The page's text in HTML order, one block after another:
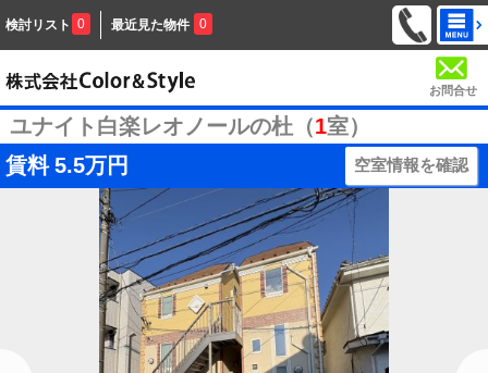
検討リスト 0 最近見た物件 0
お問合せ
ユナイト白楽レオノールの杜（1室）
賃料 5.5万円 空室情報を確認